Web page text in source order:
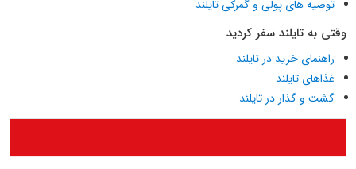
توصیه های پولی و گمرکی تایلند
وقتی به تایلند سفر کردید
راهنمای خرید در تایلند
غذاهای تایلند
گشت و گذار در تایلند